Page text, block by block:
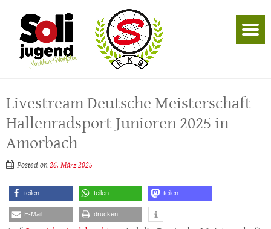
Livestream Deutsche Meisterschaft
Hallenradsport Junioren 2025 in
Amorbach
Posted on26. März 2025
teilen teilen teilen
E-Mail drucken